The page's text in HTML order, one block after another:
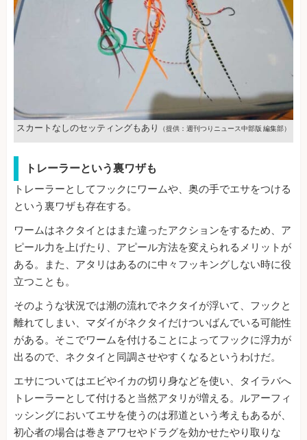
スカートなしのセッティングもあり （提供：週刊つりニュース中部版 編集部）
トレーラーという裏ワザも
トレーラーとしてフックにワームや、奥の手でエサをつける
という裏ワザも存在する。
ワームはネクタイとはまた違ったアクションをするため、ア
ピール力を上げたり、アピール方法を変えられるメリットが
ある。また、アタリはあるのに中々フッキングしない時に役
立つことも。
そのような状況では潮の流れでネクタイが浮いて、フックと
離れてしまい、マダイがネクタイだけついばんでいる可能性
がある。そこでワームを付けることによってフックに浮力が
出るので、ネクタイと同調させやすくなるというわけだ。
エサについてはエビやイカの切り身などを使い、タイラバへ
トレーラーとして付けると当然アタリが増える。ルアーフィ
ッシングにおいてエサを使うのは邪道という考えもあるが、
初心者の場合は巻きアワセやドラグを効かせたやり取りな